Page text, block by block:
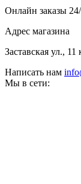
Онлайн заказы
Адрес магазина
Заставская ул.,
Написать нам
Мы в сети: